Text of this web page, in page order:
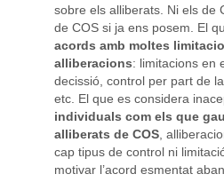
sobre els alliberats. Ni els de
de COS si ja ens posem. El
acords amb moltes
alliberacions: limitacions en
decissió, control per part de
etc. El que es considera
individuals com els que
alliberats de COS ,
cap tipus de control ni
motivar l’acord esmentat